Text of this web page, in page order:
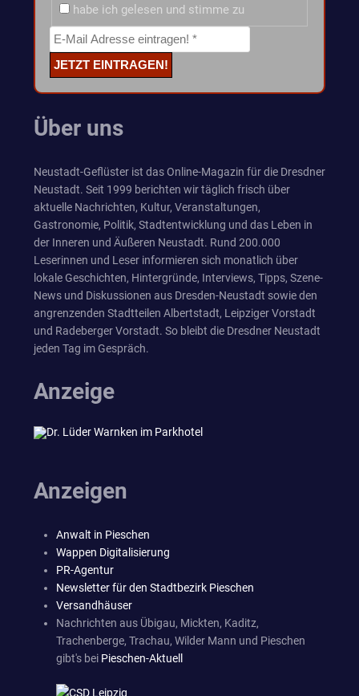
habe ich gelesen und stimme zu
Über uns
Neustadt-Geflüster ist das Online-Magazin für die Dresdner
Neustadt. Seit 1999 berichten wir täglich frisch über
aktuelle Nachrichten, Kultur, Veranstaltungen,
Gastronomie, Politik, Stadtentwicklung und das Leben in
der Inneren und Äußeren Neustadt. Rund 200.000
Leserinnen und Leser informieren sich monatlich über
lokale Geschichten, Hintergründe, Interviews, Tipps, Szene-
News und Diskussionen aus Dresden-Neustadt sowie den
angrenzenden Stadtteilen Albertstadt, Leipziger Vorstadt
und Radeberger Vorstadt. So bleibt die Dresdner Neustadt
jeden Tag im Gespräch.
Anzeige
Anzeigen
Anwalt in Pieschen
Wappen Digitalisierung
PR-Agentur
Newsletter für den Stadtbezirk Pieschen
Versandhäuser
Nachrichten aus Übigau, Mickten, Kaditz,
Trachenberge, Trachau, Wilder Mann und Pieschen
gibt's bei Pieschen-Aktuell